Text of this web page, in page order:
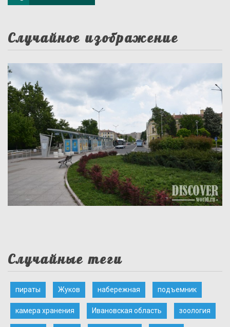
Случайное изображение
Случайные теги
пираты Жуков набережная подъемник
камера хранения Ивановская область зоология